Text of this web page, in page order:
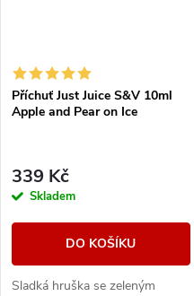
Příchuť Just Juice S&V 10ml
Apple and Pear on Ice
339 Kč
Skladem
DO KOŠÍKU
Sladká hruška se zeleným